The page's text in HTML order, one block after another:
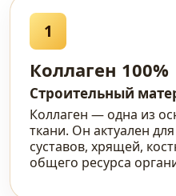
1
Коллаген 100%
Строительный
Коллаген — одна из
ткани. Он актуален
суставов, хрящей,
общего ресурса